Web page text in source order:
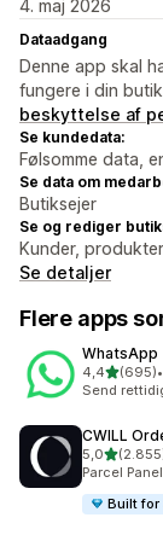
4. maj 2026
Dataadgang
Denne app skal
fungere i din
beskyttelse af
Se kundedata:
Følsomme data,
Se data om
Butiksejer
Se og rediger
Kunder,
Se detaljer
Flere apps
WhatsApp
4,4ud af 5
(695)
695 •
Send
CWILL
5,0ud af 5
2855
Parcel
Built for